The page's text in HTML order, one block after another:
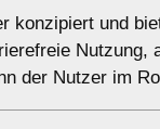
konzipiert und
der Nutzer im